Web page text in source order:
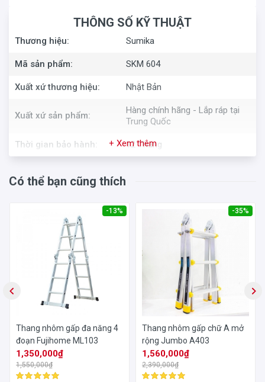
THÔNG SỐ KỸ THUẬT
Thương hiệu: Sumika
Mã sản phẩm: SKM 604
Xuất xứ thương hiệu: Nhật Bản
Xuất xứ sản phẩm:
Hàng chính hãng - Lắp ráp tại
Trung Quốc
Thời gian bảo hành: 12 Tháng
+ Xem thêm
Có thể bạn cũng thích
-13%
Thang nhôm gấp đa năng 4
đoạn Fujihome ML103
1,350,000₫
1,550,000₫
-35%
Thang nhôm gấp chữ A mở
rộng Jumbo A403
1,560,000₫
2,390,000₫